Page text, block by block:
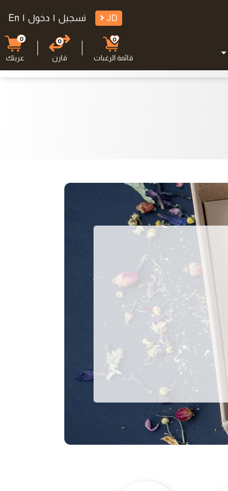
JD تسجيل | دخول |
En
0
قائمة الرغبات
0
قارن
0
عربتك